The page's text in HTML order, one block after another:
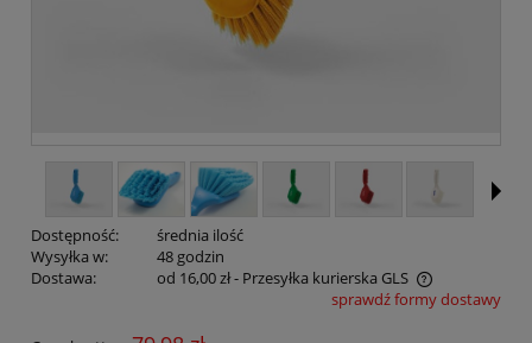
Dostępność:
średnia ilość
Wysyłka w:
48 godzin
Dostawa:
od 16,00 zł- Przesyłka kurierska GLS
Cena nie zawiera ewentualnych kosztów płatnościsprawdź formy dostawy